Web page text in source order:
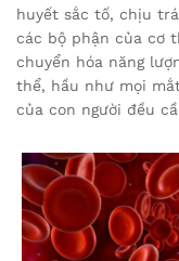
huyết sắc tố, chịu
các bộ phận của cơ
chuyển hóa năng
thể, hầu như mọi
của con người đều